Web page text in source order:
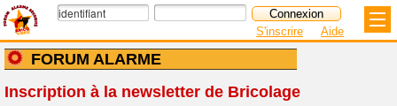
FORUM ALARME
S'inscrire Aide
Inscription à la newsletter de Bricolage